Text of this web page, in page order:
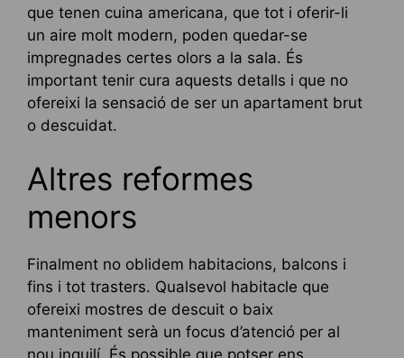
que tenen cuina americana, que tot i oferir-li
un aire molt modern, poden quedar-se
impregnades certes olors a la sala. És
important tenir cura aquests detalls i que no
ofereixi la sensació de ser un apartament brut
o descuidat.
Altres reformes
menors
Finalment no oblidem habitacions, balcons i
fins i tot trasters. Qualsevol habitacle que
ofereixi mostres de descuit o baix
manteniment serà un focus d’atenció per al